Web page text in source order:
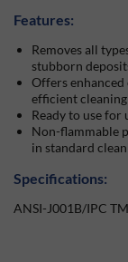
Features:
Removes all
stubborn
Offers
efficient
Ready to use
Non-flammable
in standard
Specifications:
ANSI-J001B/IPC